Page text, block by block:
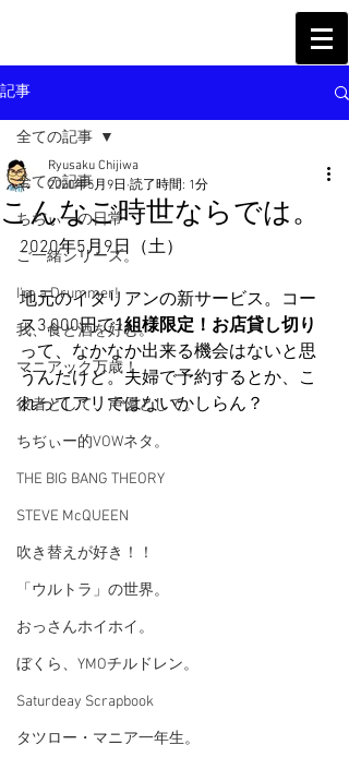
記事
全ての記事
ちぢぃーの日常
ご一緒シリーズ。
I'm a Drummer!
我、食と酒を好む。
マニアック万歳！
役者として、声優として。
ちぢぃー的VOWネタ。
THE BIG BANG THEORY
STEVE McQUEEN
吹き替えが好き！！
「ウルトラ」の世界。
おっさんホイホイ。
ぼくら、YMOチルドレン。
Saturdeay Scrapbook
タツロー・マニア一年生。
全ての記事
こんなご時世ならでは。
Ryusaku Chijiwa
2020年5月9日 読了時間: 1分
2020年5月9日（土）
地元のイタリアンの新サービス。コー
ス3,000円で1組様限定！お店貸し切り
って、なかなか出来る機会はないと思
うんだけど。夫婦で予約するとか、こ
れってアリではないかしらん？